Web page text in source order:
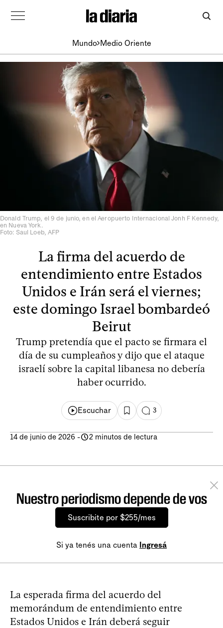
Mundo Medio Oriente
Donald Trump, el 9 de junio, en el Aeropuerto Internacional Jonh F Kennedy,
en Nueva York.
Foto: Saul Loeb, AFP
La firma del acuerdo de
entendimiento entre Estados
Unidos e Irán será el viernes;
este domingo Israel bombardeó
Beirut
Trump pretendía que el pacto se firmara el
día de su cumpleaños y dijo que el ataque
israelí sobre la capital libanesa no debería
haber ocurrido.
Escuchar 3
14 de junio de 2026 - 2 minutos de lectura
Nuestro periodismo depende de vos
Suscribite por $255/mes
Si ya tenés una cuenta Ingresá
La esperada firma del acuerdo del
memorándum de entendimiento entre
Estados Unidos e Irán deberá seguir